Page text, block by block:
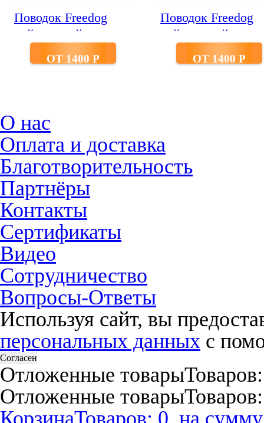
Поводок Freedog
нейлоновый
ОТ 1400 P
Поводок Freedog
нейлоновый
ОТ 1400 P
О нас
Оплата и доставка
Благотворительность
Партнёры
Контакты
Сертификаты
Видео
Сотрудничество
Вопросы-Ответы
Используя сайт, вы
персональных данных с
Согласен
Отложенные товары
Отложенные товары
КорзинаТоваров: 0, на